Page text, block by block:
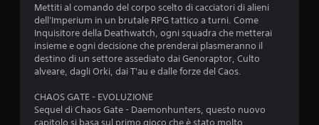
Mettiti al comando del corpo scelto di cacciatori di alieni
dell'Imperium in un brutale RPG tattico a turni. Come
Inquisitore della Deathwatch, ogni squadra che metterai
insieme e ogni decisione che prenderai plasmeranno il
destino di un settore assediato dai Genoraptor, Culto
alveare, dagli Orki, dai T'au e dalle forze del Caos.
CHAOS GATE - EVOLUZIONE
Sequel di Chaos Gate - Daemonhunters, questo nuovo
capitolo si basa sul primo gioco che è stato molto